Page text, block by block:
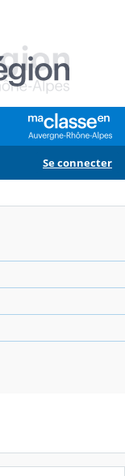
Se connecter